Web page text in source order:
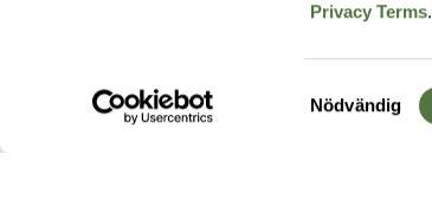
Privacy Terms.
Samtyckesval
Nödvändig